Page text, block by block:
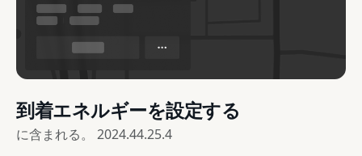
到着エネルギーを設定する
に含まれる。 2024.44.25.4